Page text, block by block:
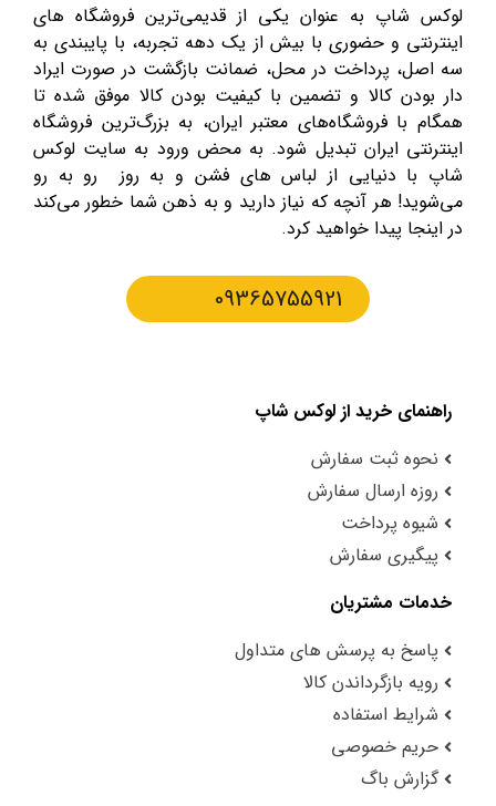
لوکس شاپ به عنوان یکی از قدیمی‌ترین فروشگاه های
اینترنتی و حضوری با بیش از یک دهه تجربه، با پایبندی به
سه اصل، پرداخت در محل، ضمانت بازگشت در صورت ایراد
دار بودن کالا و تضمین با کیفیت بودن کالا موفق شده تا
همگام با فروشگاه‌های معتبر ایران، به بزرگ‌ترین فروشگاه
اینترنتی ایران تبدیل شود. به محض ورود به سایت لوکس
شاپ با دنیایی از لباس های فشن و به روز رو به رو
می‌شوید! هر آنچه که نیاز دارید و به ذهن شما خطور می‌کند
در اینجا پیدا خواهید کرد.
09365755921
راهنمای خرید از لوکس شاپ
نحوه ثبت سفارش
روزه ارسال سفارش
شیوه پرداخت
پیگیری سفارش
خدمات مشتریان
پاسخ به پرسش های متداول
رویه بازگرداندن کالا
شرایط استفاده
حریم خصوصی
گزارش باگ